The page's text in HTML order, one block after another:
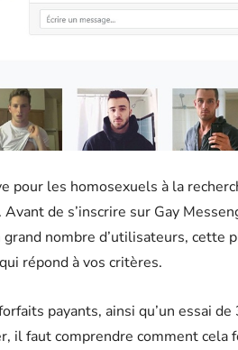
les homosexuels à la
de s’inscrire sur Gay
nombre d’utilisateurs, cette
répond à vos critères.
payants, ainsi qu’un essai
il faut comprendre comment cela